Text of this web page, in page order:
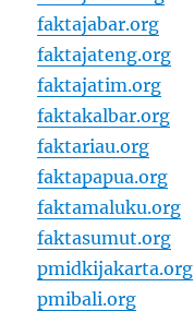
faktajabar.org
faktajateng.org
faktajatim.org
faktakalbar.org
faktariau.org
faktapapua.org
faktamaluku.org
faktasumut.org
pmidkijakarta.org
pmibali.org